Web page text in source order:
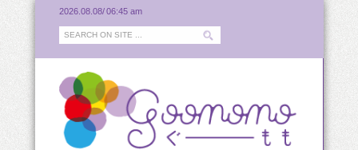
2026.08.08/06:45 am